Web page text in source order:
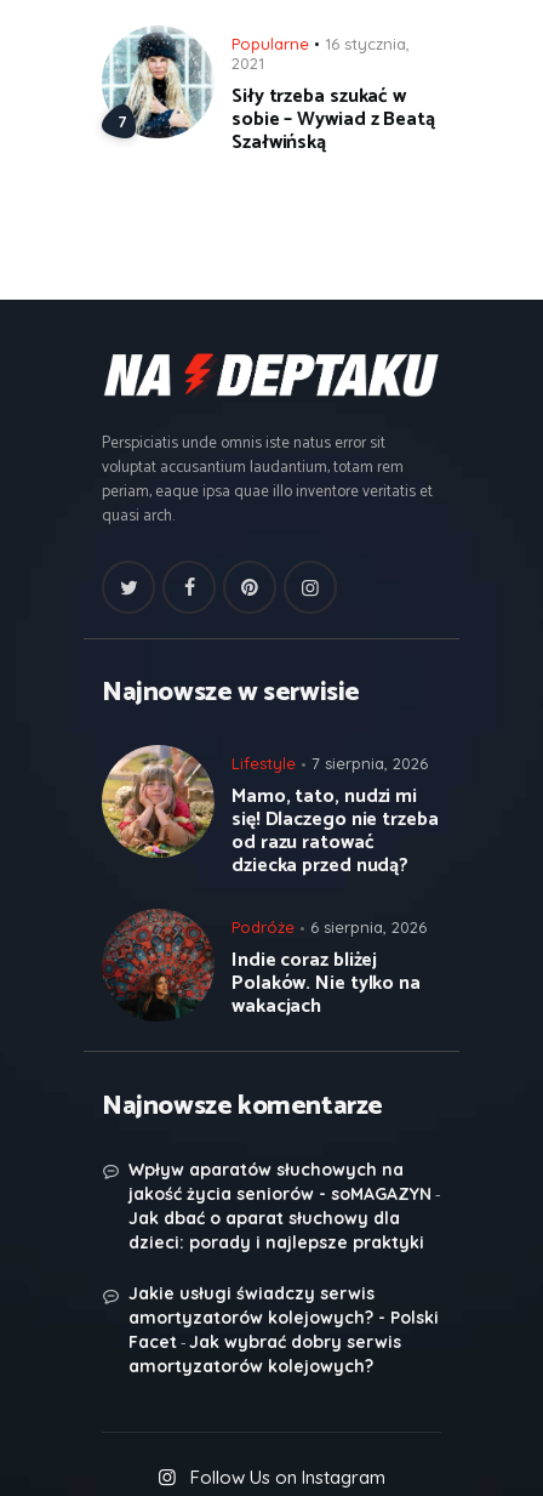
Popularne
16 stycznia,
2021
Siły trzeba szukać w
sobie – Wywiad z Beatą
Szałwińską
Perspiciatis unde omnis iste natus error sit
voluptat accusantium laudantium, totam rem
periam, eaque ipsa quae illo inventore veritatis et
quasi arch.
Najnowsze w serwisie
Lifestyle 7 sierpnia, 2026
Mamo, tato, nudzi mi
się! Dlaczego nie trzeba
od razu ratować
dziecka przed nudą?
Podróże 6 sierpnia, 2026
Indie coraz bliżej
Polaków. Nie tylko na
wakacjach
Najnowsze komentarze
Wpływ aparatów słuchowych na
jakość życia seniorów - soMAGAZYN -
Jak dbać o aparat słuchowy dla
dzieci: porady i najlepsze praktyki
Jakie usługi świadczy serwis
amortyzatorów kolejowych? - Polski
Facet-Jak wybrać dobry serwis
amortyzatorów kolejowych?
Follow Us on Instagram